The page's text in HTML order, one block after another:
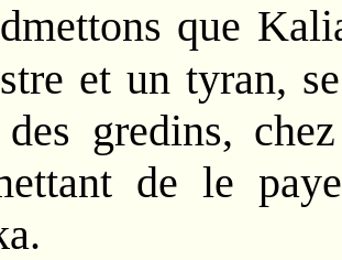
que
et un tyran,
gredins,
de le